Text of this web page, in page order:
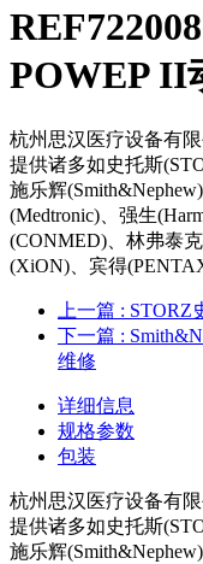
POWEP II
杭州思汉医疗设备有
提供诸多如史托斯
施乐辉
(Medtronic)、强生
(CONMED)、林弗泰
(XiON)、宾得
上一篇 : STORZ
下一篇 :
维修
详细信息
规格参数
包装
杭州思汉医疗设备有
提供诸多如史托斯
施乐辉